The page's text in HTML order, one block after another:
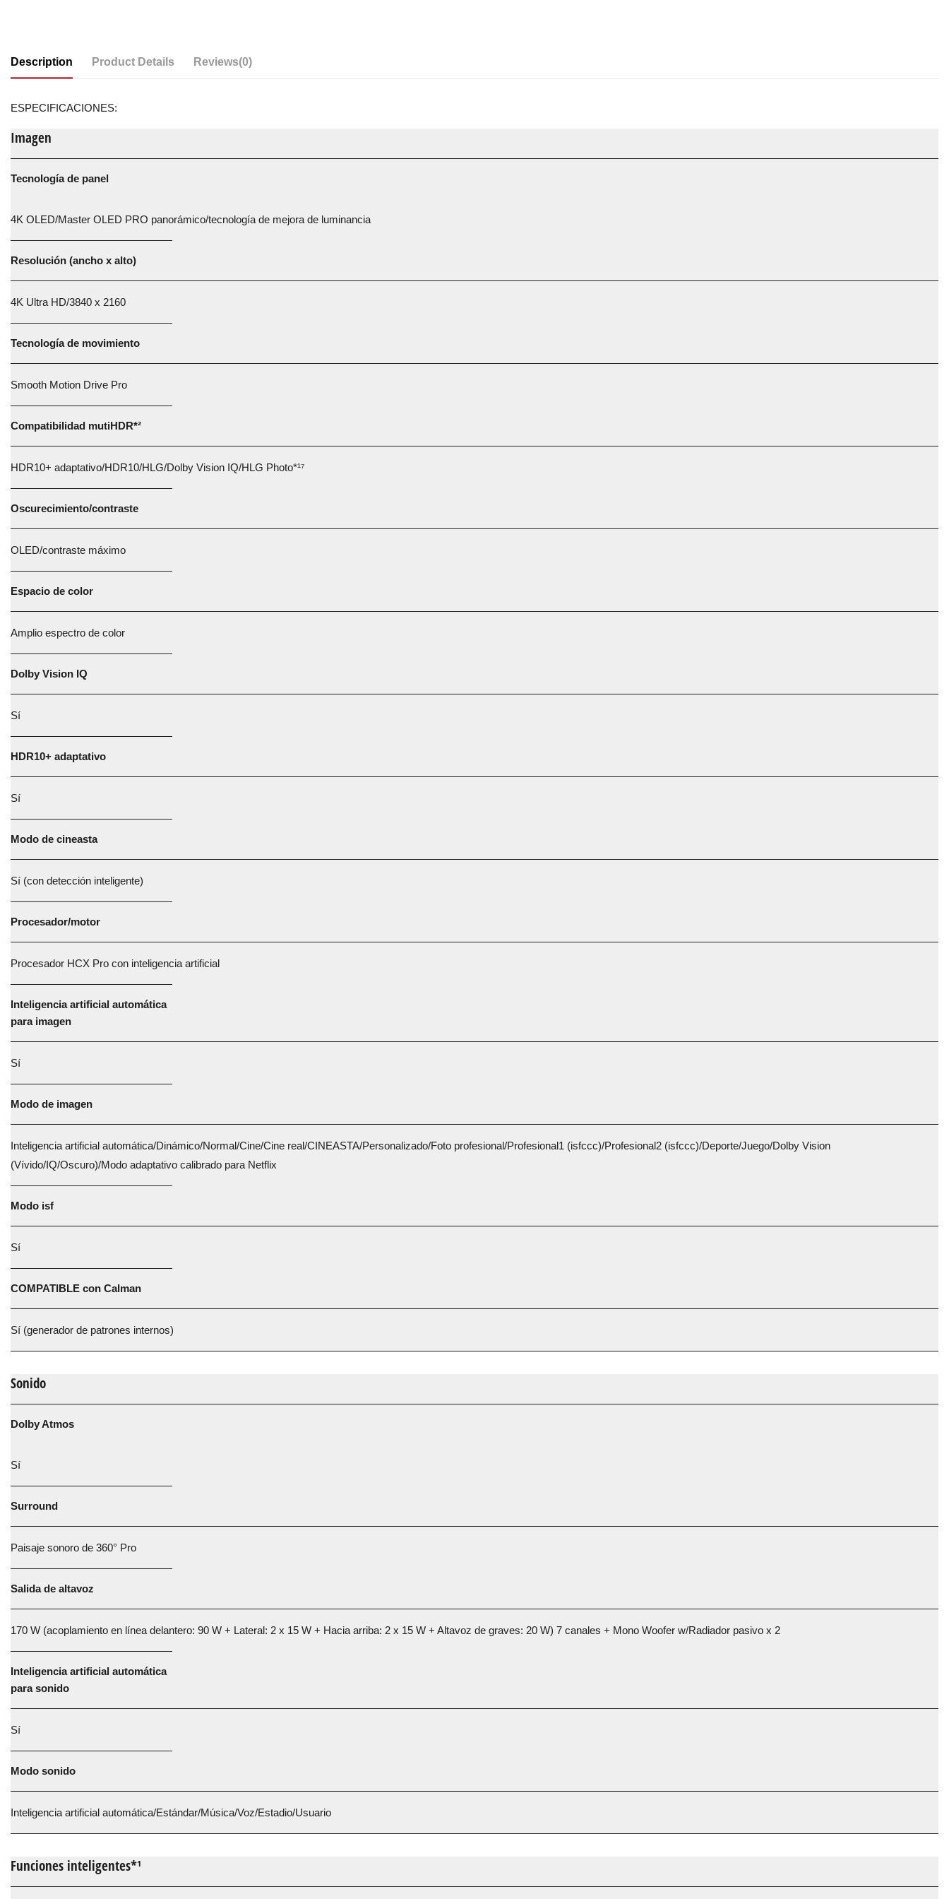
Description Product Details Reviews(0)
ESPECIFICACIONES:
Imagen
Tecnología de panel
4K OLED/Master OLED PRO panorámico/tecnología de mejora de luminancia
Resolución (ancho x alto)
4K Ultra HD/3840 x 2160
Tecnología de movimiento
Smooth Motion Drive Pro
Compatibilidad mutiHDR*²
HDR10+ adaptativo/HDR10/HLG/Dolby Vision IQ/HLG Photo*¹⁷
Oscurecimiento/contraste
OLED/contraste máximo
Espacio de color
Amplio espectro de color
Dolby Vision IQ
Sí
HDR10+ adaptativo
Sí
Modo de cineasta
Sí (con detección inteligente)
Procesador/motor
Procesador HCX Pro con inteligencia artificial
Inteligencia artificial automática
para imagen
Sí
Modo de imagen
Inteligencia artificial automática/Dinámico/Normal/Cine/Cine real/CINEASTA/Personalizado/Foto profesional/Profesional1 (isfccc)/Profesional2 (isfccc)/Deporte/Juego/Dolby Vision
(Vívido/IQ/Oscuro)/Modo adaptativo calibrado para Netflix
Modo isf
Sí
COMPATIBLE con Calman
Sí (generador de patrones internos)
Sonido
Dolby Atmos
Sí
Surround
Paisaje sonoro de 360° Pro
Salida de altavoz
170 W (acoplamiento en línea delantero: 90 W + Lateral: 2 x 15 W + Hacia arriba: 2 x 15 W + Altavoz de graves: 20 W) 7 canales + Mono Woofer w/Radiador pasivo x 2
Inteligencia artificial automática
para sonido
Sí
Modo sonido
Inteligencia artificial automática/Estándar/Música/Voz/Estadio/Usuario
Funciones inteligentes*¹